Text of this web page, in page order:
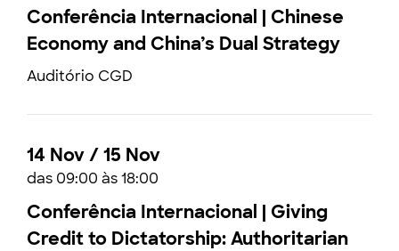
Conferência Internacional | Chinese
Economy and China’s Dual Strategy
Auditório CGD
14 Nov / 15 Nov
das 09:00 às 18:00
Conferência Internacional | Giving
Credit to Dictatorship: Authoritarian